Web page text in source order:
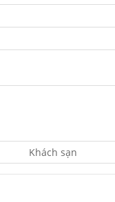
Khách sạn